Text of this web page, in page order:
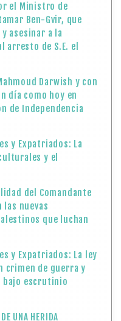
el Ministro de
Ben-Gvir, que
asesinar a la
de S.E. el
Darwish y con
día como hoy en
de Independencia
y Expatriados: La
y el
del Comandante
las nuevas
que luchan
y Expatriados: La ley
crimen de guerra y
bajo escrutinio
UNA HERIDA